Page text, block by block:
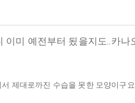
미 예전부터 됬을지도..카
제대로까진 수습을 못한 모양이